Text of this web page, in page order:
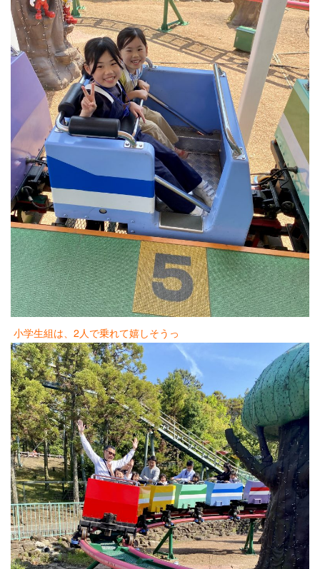
小学生組は、2人で乗れて嬉しそうっ